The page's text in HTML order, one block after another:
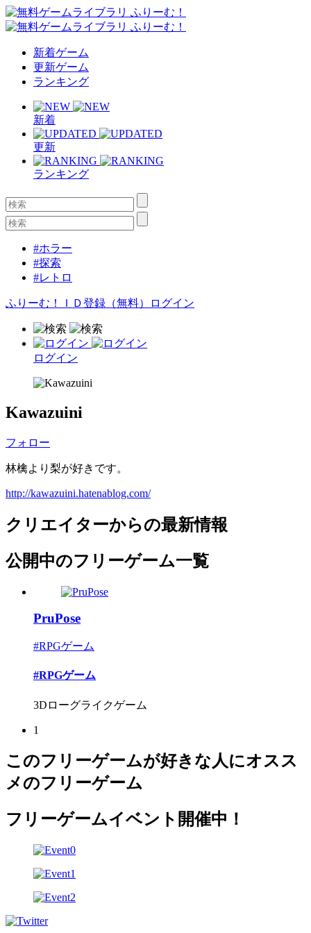
新着ゲーム
更新ゲーム
ランキング
新着
更新
ランキング
#ホラー
#探索
#レトロ
ふりーむ！ＩＤ登録（無料） ログイン
ログイン
Kawazuini
フォロー
林檎より梨が好きです。
http://kawazuini.hatenablog.com/
クリエイターからの最新情報
公開中のフリーゲーム一覧
PruPose
#RPGゲーム
#RPGゲーム
3Dローグライクゲーム
1
このフリーゲームが好きな人にオスス
メのフリーゲーム
フリーゲームイベント開催中！